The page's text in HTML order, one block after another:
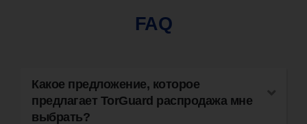
FAQ
Какое предложение, которое
предлагает TorGuard распродажа мне
выбрать?